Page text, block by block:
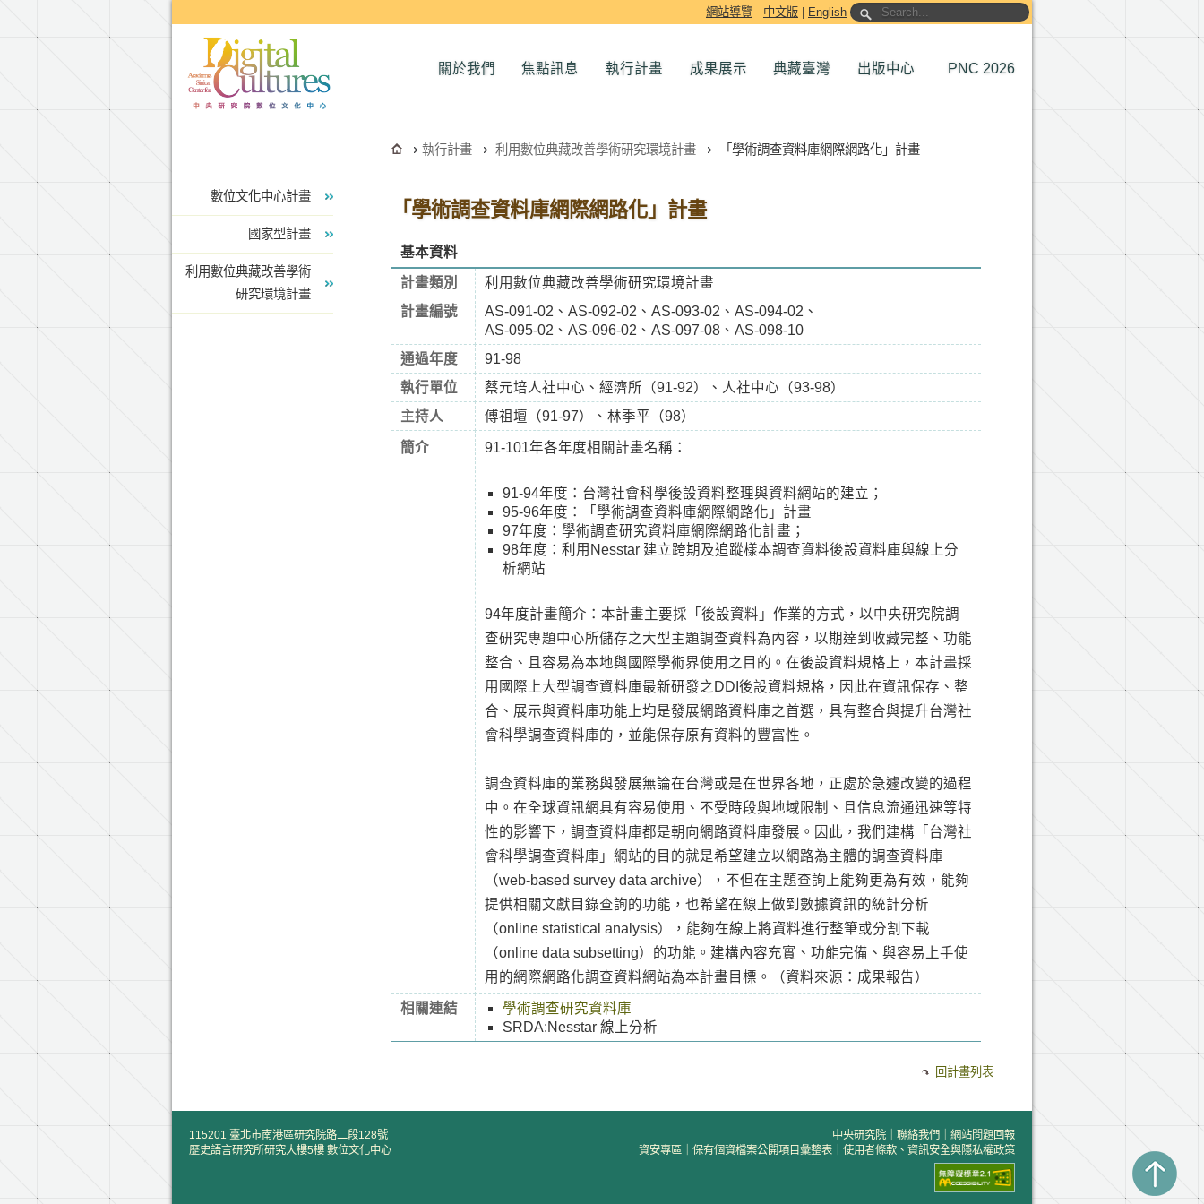
網站導覽 中文版 English
關於我們 焦點訊息 執行計畫 成果展示 典藏臺灣 出版中心 PNC 2026
執行計畫 利用數位典藏改善學術研究環境計畫 「學術調查資料庫網際網路化」計畫
「學術調查資料庫網際網路化」計畫
基本資料
計畫類別
利用數位典藏改善學術研究環境計畫
計畫編號
AS-091-02、AS-092-02、AS-093-02、AS-094-02、
AS-095-02、AS-096-02、AS-097-08、AS-098-10
通過年度
91-98
執行單位
蔡元培人社中心、經濟所（91-92）、人社中心（93-98）
主持人
傅祖壇（91-97）、林季平（98）
簡介 91-101年各年度相關計畫名稱：
91-94年度：台灣社會科學後設資料整理與資料網站的建立；
95-96年度：「學術調查資料庫網際網路化」計畫
97年度：學術調查研究資料庫網際網路化計畫；
98年度：利用Nesstar 建立跨期及追蹤樣本調查資料後設資料庫與線上分
析網站
94年度計畫簡介：本計畫主要採「後設資料」作業的方式，以中央研究院調
查研究專題中心所儲存之大型主題調查資料為內容，以期達到收藏完整、功能
整合、且容易為本地與國際學術界使用之目的。在後設資料規格上，本計畫採
用國際上大型調查資料庫最新研發之DDI後設資料規格，因此在資訊保存、整
合、展示與資料庫功能上均是發展網路資料庫之首選，具有整合與提升台灣社
會科學調查資料庫的，並能保存原有資料的豐富性。
調查資料庫的業務與發展無論在台灣或是在世界各地，正處於急遽改變的過程
中。在全球資訊網具有容易使用、不受時段與地域限制、且信息流通迅速等特
性的影響下，調查資料庫都是朝向網路資料庫發展。因此，我們建構「台灣社
會科學調查資料庫」網站的目的就是希望建立以網路為主體的調查資料庫
（web-based survey data archive），不但在主題查詢上能夠更為有效，能夠
提供相關文獻目錄查詢的功能，也希望在線上做到數據資訊的統計分析
（online statistical analysis），能夠在線上將資料進行整筆或分割下載
（online data subsetting）的功能。建構內容充實、功能完備、與容易上手使
用的網際網路化調查資料網站為本計畫目標。（資料來源：成果報告）
相關連結
學術調查研究資料庫
SRDA:Nesstar 線上分析
回計畫列表
數位文化中心計畫
國家型計畫
利用數位典藏改善學術
研究環境計畫
115201 臺北市南港區研究院路二段128號
歷史語言研究所研究大樓5樓 數位文化中心
中央研究院｜ 聯絡我們
網站問題回報
資安專區｜ 保有個資檔案公開項目彙整表｜ 使用者條款、資訊安全與隱私權政策